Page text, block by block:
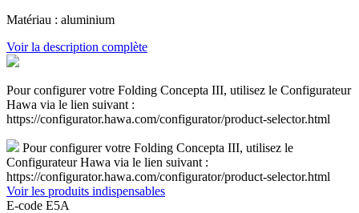
Matériau : aluminium
Voir la description complète
Pour configurer votre Folding Concepta III, utilisez le Configurateur
Hawa via le lien suivant :
https://configurator.hawa.com/configurator/product-selector.html
Pour configurer votre Folding Concepta III, utilisez le
Configurateur Hawa via le lien suivant :
https://configurator.hawa.com/configurator/product-selector.html
Voir les produits indispensables
E-code E5A